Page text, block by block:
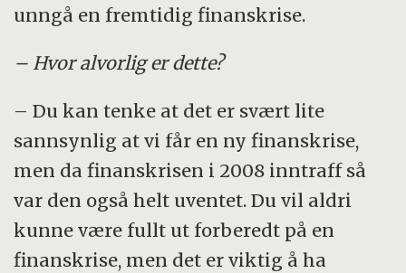
unngå en fremtidig finanskrise.
– Hvor alvorlig er dette?
– Du kan tenke at det er svært lite
sannsynlig at vi får en ny finanskrise,
men da finanskrisen i 2008 inntraff så
var den også helt uventet. Du vil aldri
kunne være fullt ut forberedt på en
finanskrise, men det er viktig å ha